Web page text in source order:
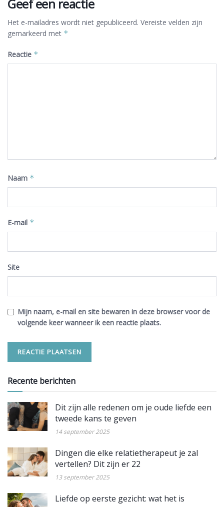
Geef een reactie
Het e-mailadres wordt niet gepubliceerd. Vereiste velden zijn
gemarkeerd met *
Reactie *
Naam *
E-mail *
Site
Mijn naam, e-mail en site bewaren in deze browser voor de
volgende keer wanneer ik een reactie plaats.
Recente berichten
Dit zijn alle redenen om je oude liefde een
tweede kans te geven
14 september 2025
Dingen die elke relatietherapeut je zal
vertellen? Dit zijn er 22
13 september 2025
Liefde op eerste gezicht: wat het is